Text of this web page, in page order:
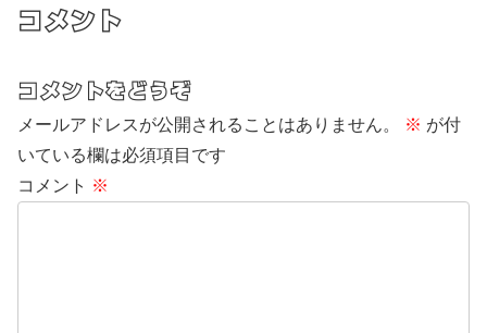
コメント
コメントをどうぞ
メールアドレスが公開されることはありません。 ※ が付
いている欄は必須項目です
コメント ※